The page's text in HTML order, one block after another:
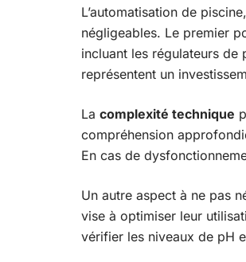
L’automatisation de
négligeables. Le premier
incluant les régulateurs
représentent un
La complexité technique
compréhension
En cas de
Un autre aspect à ne pas
vise à optimiser leur
vérifier les niveaux de pH